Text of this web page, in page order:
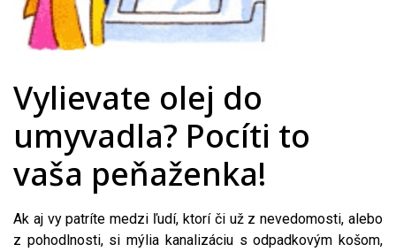
Vylievate olej do
umyvadla? Pocíti to
vaša peňaženka!
Ak aj vy patríte medzi ľudí, ktorí či už z nevedomosti, alebo
z pohodlnosti, si mýlia kanalizáciu s odpadkovým košom,